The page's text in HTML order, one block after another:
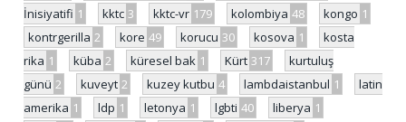
İnisiyatifi 1 kktc 3 kktc-vr 179 kolombiya 48 kongo 1
kontrgerilla 2 kore 49 korucu 30 kosova 1
kosta
rika 1 küba 2 küresel bak 1 Kürt 317
kurtuluş
günü 2 kuveyt 2 kuzey kutbu 4 lambdaistanbul 1
latin
amerika 1 ldp 1 letonya 1 lgbti 40 liberya 1